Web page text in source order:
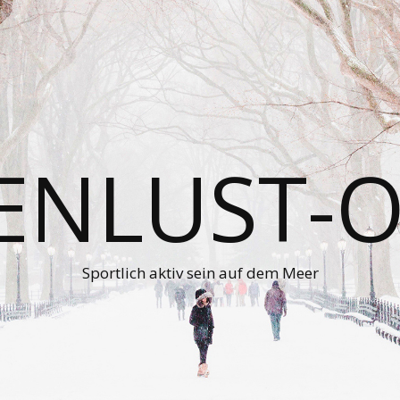
Sportlich aktiv sein auf dem Meer